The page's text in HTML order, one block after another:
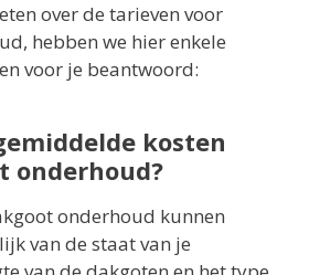
over de tarieven voor
hebben we hier enkele
voor je beantwoord:
kosten
onderhoud?
onderhoud kunnen
van de staat van je